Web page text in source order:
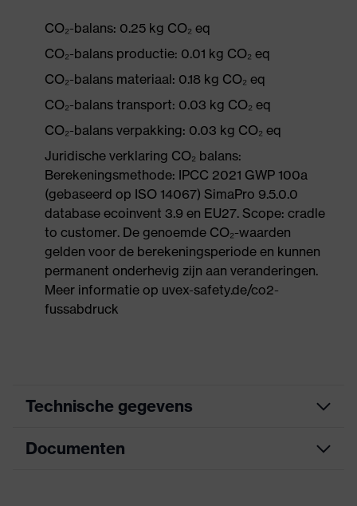
CO₂-balans: 0.25 kg CO₂ eq
CO₂-balans productie: 0.01 kg CO₂ eq
CO₂-balans materiaal: 0.18 kg CO₂ eq
CO₂-balans transport: 0.03 kg CO₂ eq
CO₂-balans verpakking: 0.03 kg CO₂ eq
Juridische verklaring CO₂ balans:
Berekeningsmethode: IPCC 2021 GWP 100a
(gebaseerd op ISO 14067) SimaPro 9.5.0.0
database ecoinvent 3.9 en EU27. Scope: cradle
to customer. De genoemde CO₂-waarden
gelden voor de berekeningsperiode en kunnen
permanent onderhevig zijn aan veranderingen.
Meer informatie op uvex-safety.de/co2-
fussabdruck
Technische gegevens
Marketingkleur
Documenten